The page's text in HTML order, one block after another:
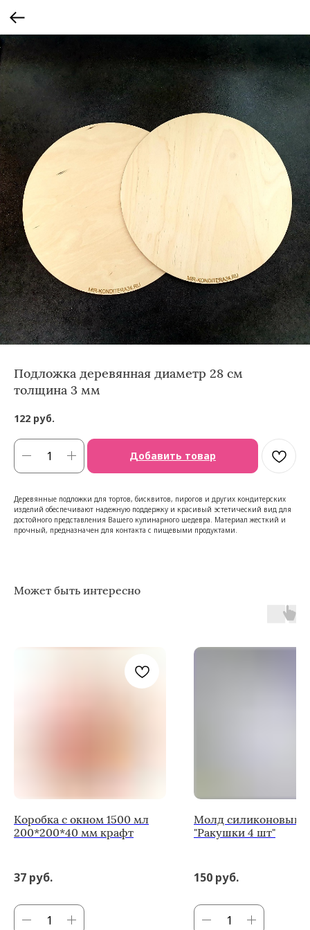
Подложка деревянная диаметр 28 см
толщина 3 мм
122 руб.
Добавить товар
Деревянные подложки для тортов, бисквитов, пирогов и других кондитерских
изделий обеспечивают надежную поддержку и красивый эстетический вид для
достойного представления Вашего кулинарного шедевра. Материал жесткий и
прочный, предназначен для контакта с пищевыми продуктами.
Может быть интересно
Коробка с окном 1500 мл
200*200*40 мм крафт
37 руб.
Молд силиконовый
"Ракушки 4 шт"
150 руб.